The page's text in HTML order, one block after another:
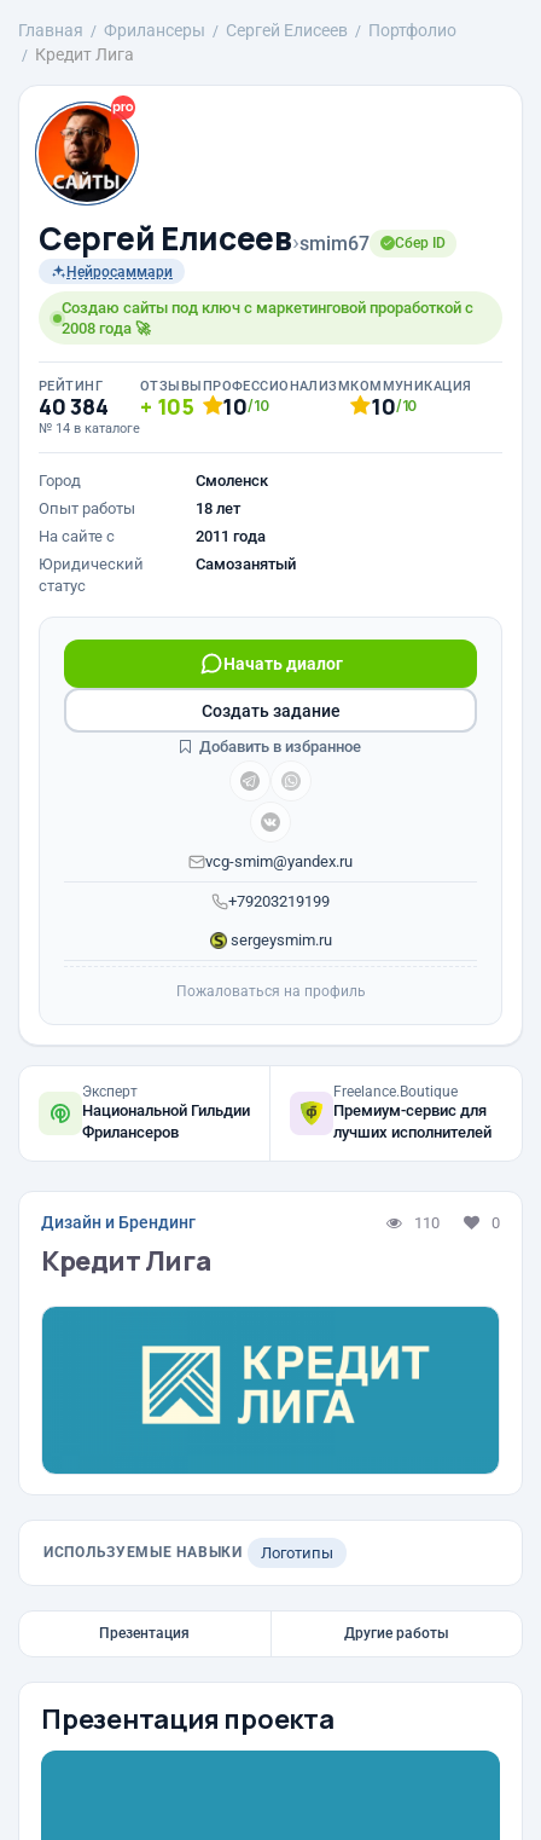
Главная Фрилансеры Сергей Елисеев
Портфолио
Кредит Лига
Сергей Елисеев›smim67
Сбер ID
Нейросаммари
Создаю сайты под ключ с маркетинговой проработкой с
2008 года 🚀
РЕЙТИНГ
40 384
№ 14 в каталоге
ОТЗЫВЫ
105
ПРОФЕССИОНАЛИЗМ
10/10
КОММУНИКАЦИЯ
10/10
Город
Смоленск
Опыт работы
18 лет
На сайте с
2011 года
Юридический
статус
Самозанятый
+79203219199
Начать диалог
vcg-smim@yandex.ru
sergeysmim.ru
Создать задание
Добавить в избранное
Пожаловаться на профиль
Эксперт
Национальной Гильдии
Фрилансеров
Freelance.Boutique
Премиум-сервис для
лучших исполнителей
Дизайн и Брендинг 110 0
Кредит Лига
ИСПОЛЬЗУЕМЫЕ НАВЫКИ Логотипы
Презентация Другие работы
Презентация проекта